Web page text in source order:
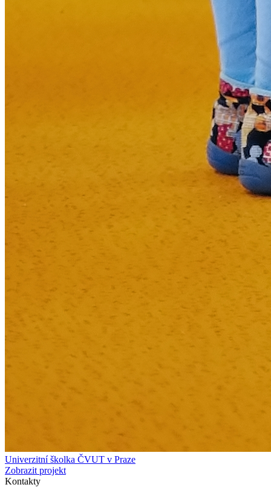
Univerzitní školka ČVUT v Praze
Zobrazit projekt
Kontakty